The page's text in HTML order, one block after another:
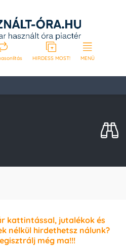
HIRDESS MOST! MENÜ
kattintással, jutalékok és
nélkül hirdethetsz nálunk?
még ma!!!